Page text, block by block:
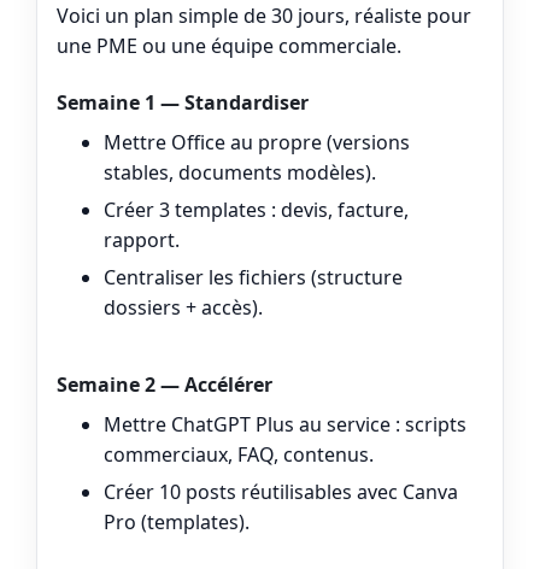
Voici un plan simple de 30 jours, réaliste pour
une PME ou une équipe commerciale.
Semaine 1 — Standardiser
Mettre Office au propre (versions
stables, documents modèles).
Créer 3 templates : devis, facture,
rapport.
Centraliser les fichiers (structure
dossiers + accès).
Semaine 2 — Accélérer
Mettre ChatGPT Plus au service : scripts
commerciaux, FAQ, contenus.
Créer 10 posts réutilisables avec Canva
Pro (templates).